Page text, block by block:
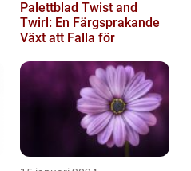
Palettblad Twist and
Twirl: En Färgsprakande
Växt att Falla för